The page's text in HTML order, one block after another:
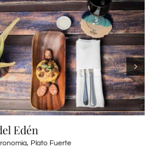
Pechuguitas y Papas